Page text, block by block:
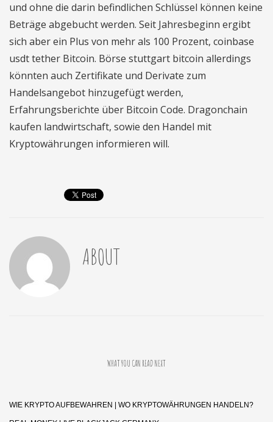
und ohne die darin befindlichen Schlüssel können keine
Beträge abgebucht werden. Seit Jahresbeginn ergibt
sich aber ein Plus von mehr als 100 Prozent, coinbase
usdt tether Bitcoin. Börse stuttgart bitcoin allerdings
könnten auch Zertifikate und Derivate zum
Handelsangebot hinzugefügt werden,
Erfahrungsberichte über Bitcoin Code. Dragonchain
kaufen landwirtschaft, sowie den Handel mit
Kryptowährungen informieren will.
ABOUT
WHAT YOU CAN READ NEXT
WIE KRYPTO AUFBEWAHREN | WO KRYPTOWÄHRUNGEN HANDELN?